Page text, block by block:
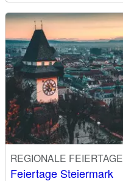
REGIONALE FEIERTAGE
Feiertage Steiermark